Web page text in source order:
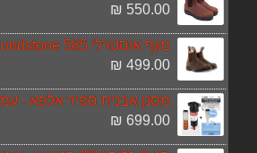
550.00 ₪
מגף אוסטרלי 585 Blundstone
499.00 ₪
699.00 ₪